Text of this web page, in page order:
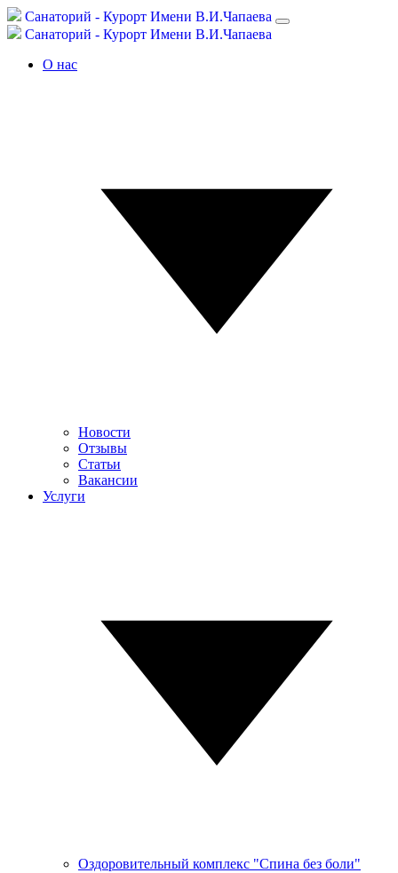
Санаторий - Курорт Имени В.И.Чапаева
Санаторий - Курорт Имени В.И.Чапаева
О нас
Новости
Отзывы
Статьи
Вакансии
Услуги
Оздоровительный комплекс "Спина без боли"